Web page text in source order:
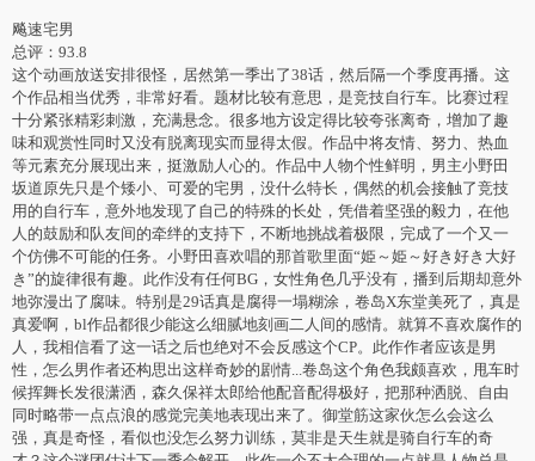
飚速宅男
总评：93.8
这个动画放送安排很怪，居然第一季出了38话，然后隔一个季度再播。这
个作品相当优秀，非常好看。题材比较有意思，是竞技自行车。比赛过程
十分紧张精彩刺激，充满悬念。很多地方设定得比较夸张离奇，增加了趣
味和观赏性同时又没有脱离现实而显得太假。作品中将友情、努力、热血
等元素充分展现出来，挺激励人心的。作品中人物个性鲜明，男主小野田
坂道原先只是个矮小、可爱的宅男，没什么特长，偶然的机会接触了竞技
用的自行车，意外地发现了自己的特殊的长处，凭借着坚强的毅力，在他
人的鼓励和队友间的牵绊的支持下，不断地挑战着极限，完成了一个又一
个仿佛不可能的任务。小野田喜欢唱的那首歌里面“姫～姫～好き好き大好
き”的旋律很有趣。此作没有任何BG，女性角色几乎没有，播到后期却意外
地弥漫出了腐味。特别是29话真是腐得一塌糊涂，卷岛X东堂美死了，真是
真爱啊，bl作品都很少能这么细腻地刻画二人间的感情。就算不喜欢腐作的
人，我相信看了这一话之后也绝对不会反感这个CP。此作作者应该是男
性，怎么男作者还构思出这样奇妙的剧情...卷岛这个角色我颇喜欢，甩车时
候挥舞长发很潇洒，森久保祥太郎给他配音配得极好，把那种洒脱、自由
同时略带一点点浪的感觉完美地表现出来了。御堂筋这家伙怎么会这么
强，真是奇怪，看似也没怎么努力训练，莫非是天生就是骑自行车的奇